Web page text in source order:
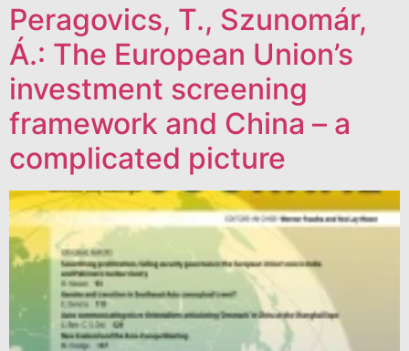
Peragovics, T., Szunomár,
Á.: The European Union’s
investment screening
framework and China – a
complicated picture